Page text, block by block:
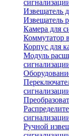
Извещатель
Извещатель
Камера для
Коммутатор
Корпус для
Модуль
Ручной